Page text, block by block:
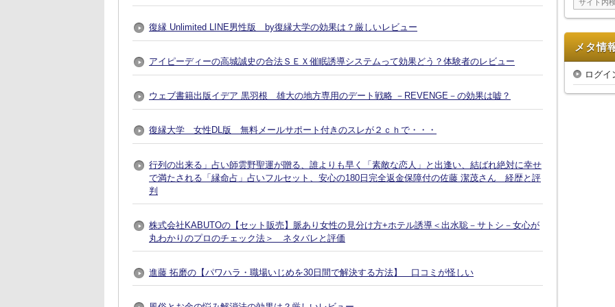
復縁 Unlimited LINE男性版 by復縁大学の効果は？厳しいレビュー
アイピーディーの高城誠史の合法ＳＥＸ催眠誘導システムって効果どう？体験者のレビュー
ウェブ書籍出版イデア 黒羽根 雄大の地方専用のデート戦略 －REVENGE－の効果は嘘？
復縁大学 女性DL版 無料メールサポート付きのスレが２ｃｈで・・・
行列の出来る」占い師雲野聖運が贈る、誰よりも早く「素敵な恋人」と出逢い、結ばれ絶対に幸せ
で満たされる「縁命占」占いフルセット、安心の180日完全返金保障付の佐藤 潔茂さん 経歴と評
判
株式会社KABUTOの【セット販売】脈あり女性の見分け方+ホテル誘導＜出水聡－サトシ－女心が
丸わかりのプロのチェック法＞ ネタバレと評価
進藤 拓磨の【パワハラ・職場いじめを30日間で解決する方法】 口コミが怪しい
ブ
メタ情
ログイ